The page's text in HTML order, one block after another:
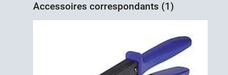
Accessoires correspondants (1)